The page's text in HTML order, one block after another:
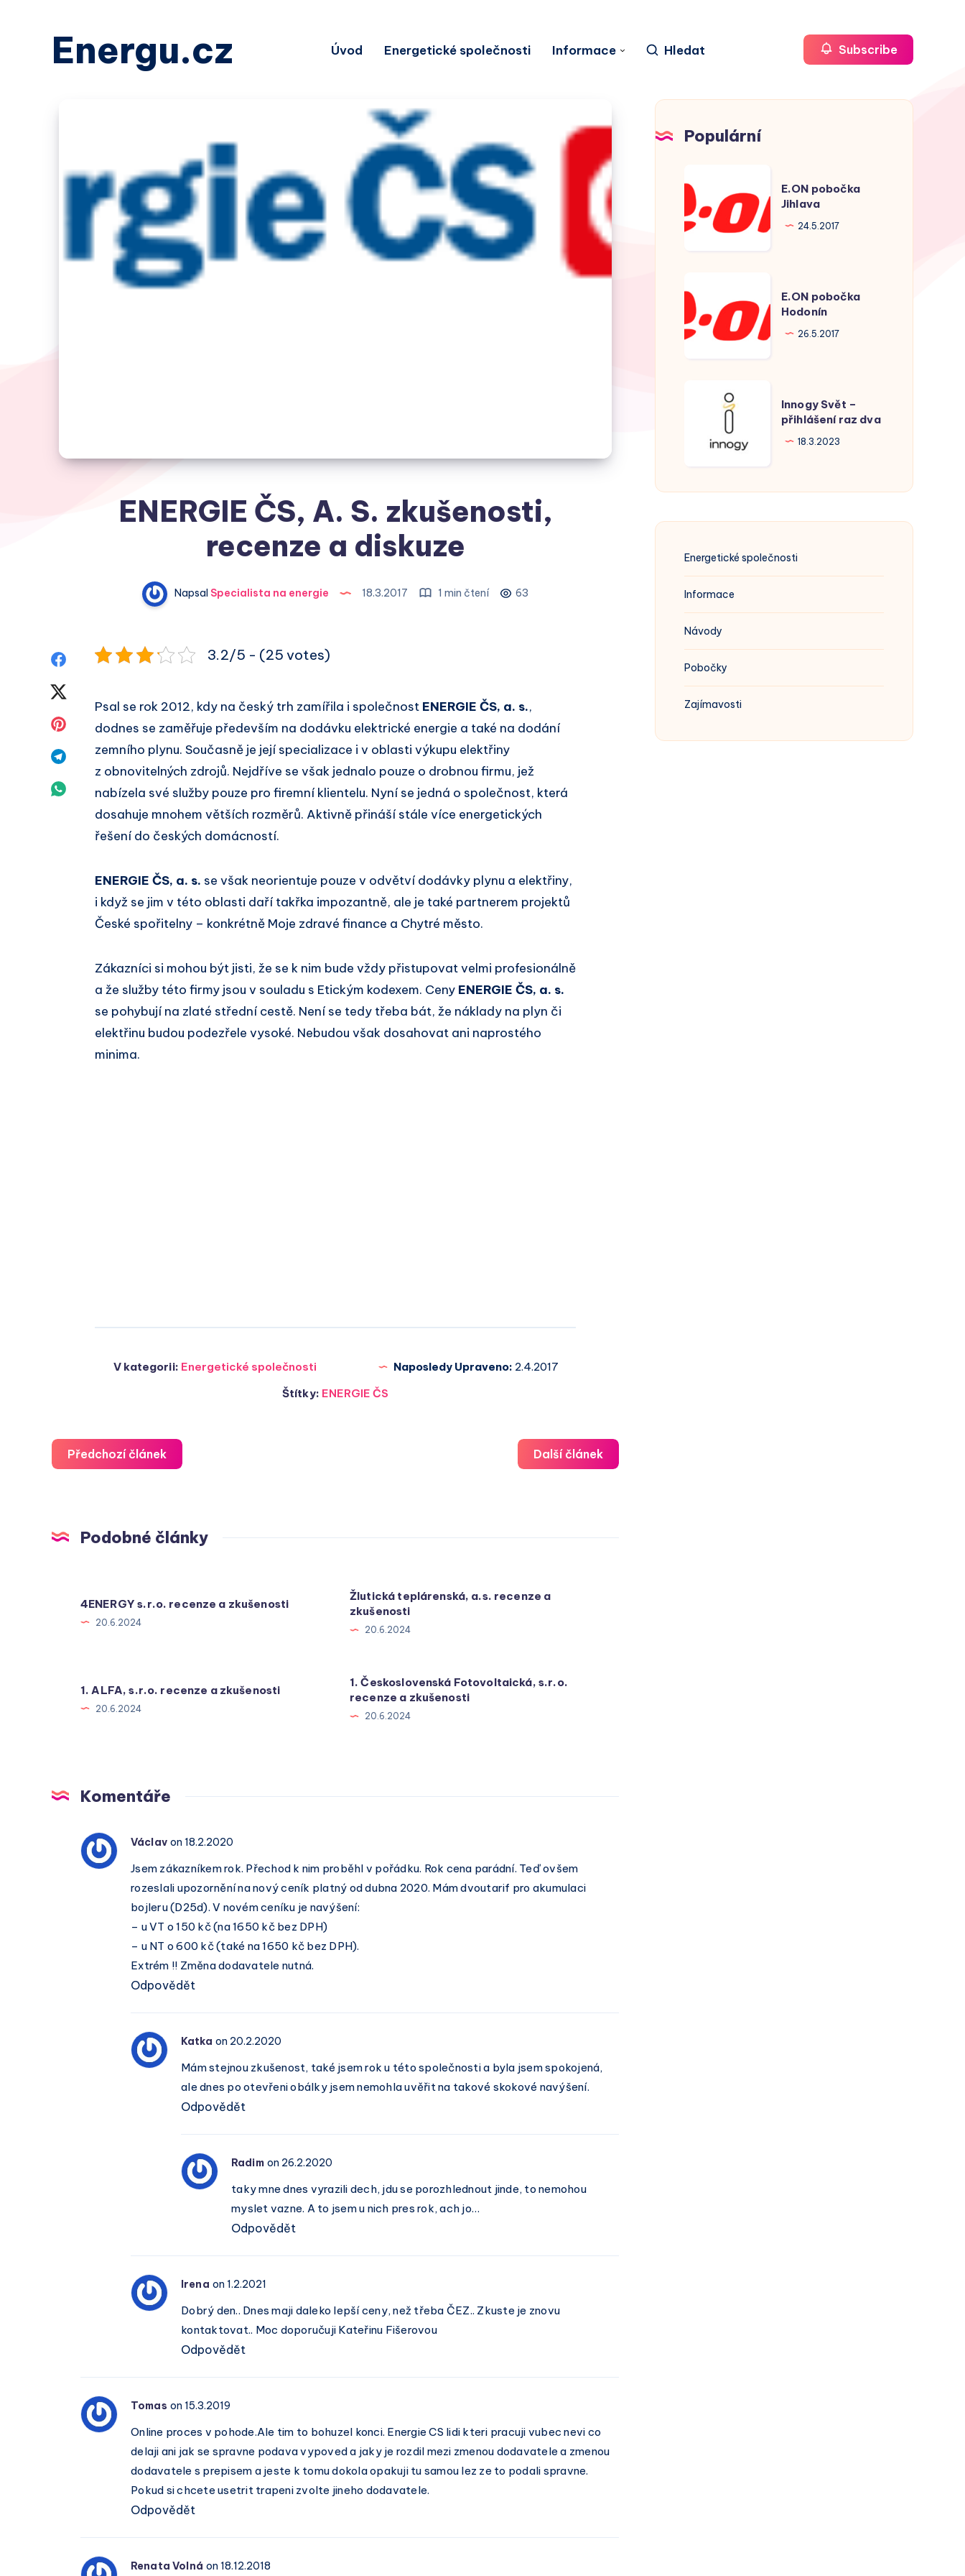
Energu.cz Úvod Energetické společnosti Informace Hledat Subscribe
ENERGIE ČS, A. S. zkušenosti,
recenze a diskuze
Napsal Specialista na energie 18.3.2017 1 min čtení 63
Sdílet
Facebook
Twitter
Sdílet
Pinterest
Sdílet
Telegram
Sdílet
Whatsapp
3.2/5 - (25 votes)
Psal se rok 2012, kdy na český trh zamířila i společnost ENERGIE ČS, a. s.,
dodnes se zaměřuje především na dodávku elektrické energie a také na dodání
zemního plynu. Současně je její specializace i v oblasti výkupu elektřiny
z obnovitelných zdrojů. Nejdříve se však jednalo pouze o drobnou firmu, jež
nabízela své služby pouze pro firemní klientelu. Nyní se jedná o společnost, která
dosahuje mnohem větších rozměrů. Aktivně přináší stále více energetických
řešení do českých domácností.
ENERGIE ČS, a. s. se však neorientuje pouze v odvětví dodávky plynu a elektřiny,
i když se jim v této oblasti daří takřka impozantně, ale je také partnerem projektů
České spořitelny – konkrétně Moje zdravé finance a Chytré město.
Zákazníci si mohou být jisti, že se k nim bude vždy přistupovat velmi profesionálně
a že služby této firmy jsou v souladu s Etickým kodexem. Ceny ENERGIE ČS, a. s.
se pohybují na zlaté střední cestě. Není se tedy třeba bát, že náklady na plyn či
elektřinu budou podezřele vysoké. Nebudou však dosahovat ani naprostého
minima.
V kategorii: Energetické společnosti Naposledy Upraveno: 2.4.2017
Štítky: ENERGIE ČS
Předchozí článek Další článek
Podobné články
4ENERGY s.r.o. recenze a zkušenosti
20.6.2024
Žlutická teplárenská, a.s. recenze a
zkušenosti
20.6.2024
1. ALFA, s.r.o. recenze a zkušenosti
20.6.2024
1. Československá Fotovoltaická, s.r.o.
recenze a zkušenosti
20.6.2024
Komentáře
Václav on 18.2.2020
Jsem zákazníkem rok. Přechod k nim proběhl v pořádku. Rok cena parádní. Teď ovšem
rozeslali upozornění na nový ceník platný od dubna 2020. Mám dvoutarif pro akumulaci
bojleru (D25d). V novém ceníku je navýšení:
– u VT o 150 kč (na 1650 kč bez DPH)
– u NT o 600 kč (také na 1650 kč bez DPH).
Extrém !! Změna dodavatele nutná.
Odpovědět
Katka on 20.2.2020
Mám stejnou zkušenost, také jsem rok u této společnosti a byla jsem spokojená,
ale dnes po otevřeni obálky jsem nemohla uvěřit na takové skokové navýšení.
Odpovědět
Radim on 26.2.2020
taky mne dnes vyrazili dech, jdu se porozhlednout jinde, to nemohou
myslet vazne. A to jsem u nich pres rok, ach jo…
Odpovědět
Irena on 1.2.2021
Dobrý den.. Dnes maji daleko lepší ceny, než třeba ČEZ.. Zkuste je znovu
kontaktovat.. Moc doporučuji Kateřinu Fišerovou
Odpovědět
Tomas on 15.3.2019
Online proces v pohode.Ale tim to bohuzel konci. Energie CS lidi kteri pracuji vubec nevi co
delaji ani jak se spravne podava vypoved a jaky je rozdil mezi zmenou dodavatele a zmenou
dodavatele s prepisem a jeste k tomu dokola opakuji tu samou lez ze to podali spravne.
Pokud si chcete usetrit trapeni zvolte jineho dodavatele.
Odpovědět
Renata Volná on 18.12.2018
Populární
pobočka
Jihlava
E.ON pobočka
Jihlava
24.5.2017
pobočka
Hodonín
E.ON pobočka
Hodonín
26.5.2017
přihlášení
dva
Innogy Svět –
přihlášení raz dva
18.3.2023
Energetické společnosti
Informace
Návody
Pobočky
Zajímavosti